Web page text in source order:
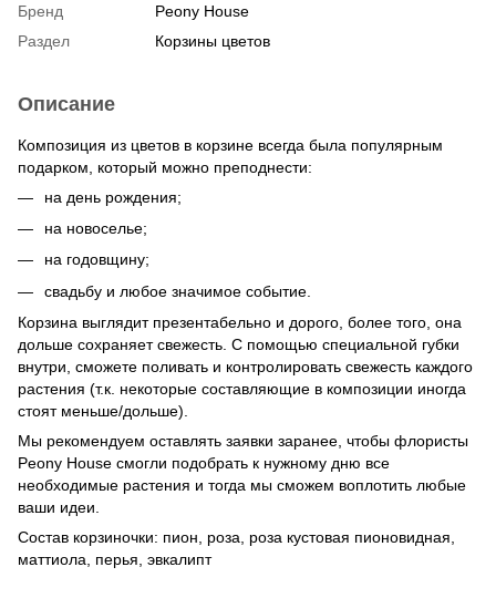
Бренд
Peony House
Раздел
Корзины цветов
Описание
Композиция из цветов в корзине всегда была популярным
подарком, который можно преподнести:
на день рождения;
на новоселье;
на годовщину;
свадьбу и любое значимое событие.
Корзина выглядит презентабельно и дорого, более того, она
дольше сохраняет свежесть. С помощью специальной губки
внутри, сможете поливать и контролировать свежесть каждого
растения (т.к. некоторые составляющие в композиции иногда
стоят меньше/дольше).
Мы рекомендуем оставлять заявки заранее, чтобы флористы
Peony House смогли подобрать к нужному дню все
необходимые растения и тогда мы сможем воплотить любые
ваши идеи.
Состав корзиночки: пион, роза, роза кустовая пионовидная,
маттиола, перья, эвкалипт